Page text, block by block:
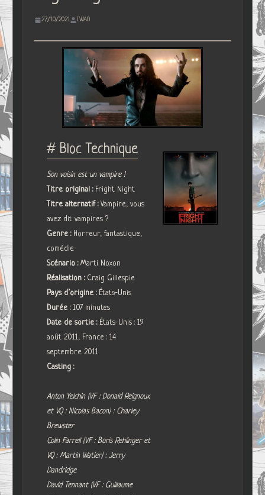
27/10/2021 IWAO
# Bloc Technique
Son voisin est un vampire !
Titre original : Fright Night
Titre alternatif :Vampire, vous
avez dit vampires ?
Genre : Horreur, fantastique,
comédie
Scénario :Marti Noxon
Réalisation : Craig Gillespie
Pays d’origine : États-Unis
Durée :107 minutes
Date de sortie : États-Unis : 19
août 2011, France : 14
septembre 2011
Casting :
Anton Yelchin (VF : Donald Reignoux
et VQ : Nicolas Bacon) : Charley
Brewster
Colin Farrell (VF : Boris Rehlinger et
VQ : Martin Watier) : Jerry
Dandridge
David Tennant (VF : Guillaume